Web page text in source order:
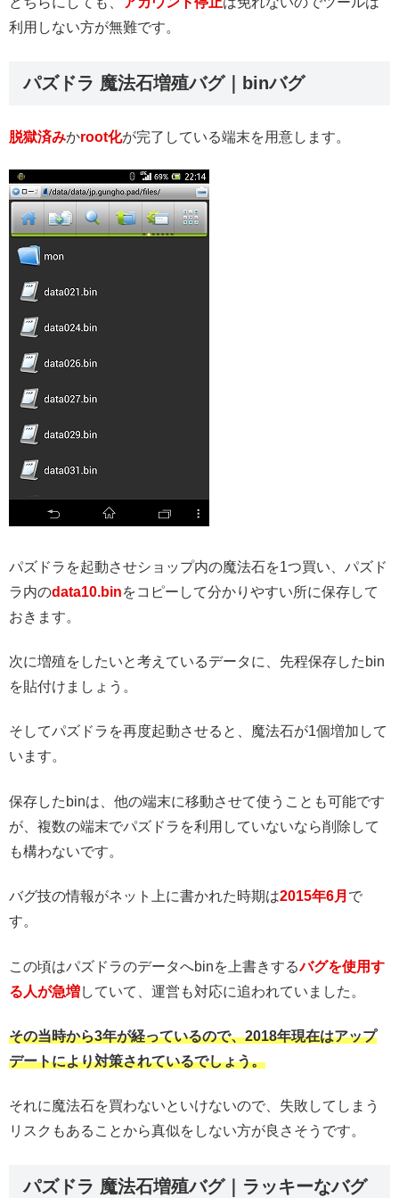
利用しない方が無難です。
パズドラ 魔法石増殖バグ｜binバグ
脱獄済みかroot化が完了している端末を用意します。
パズドラを起動させショップ内の魔法石を1つ買い、パズド
ラ内のdata10.binをコピーして分かりやすい所に保存して
おきます。
次に増殖をしたいと考えているデータに、先程保存したbin
を貼付けましょう。
そしてパズドラを再度起動させると、魔法石が1個増加して
います。
保存したbinは、他の端末に移動させて使うことも可能です
が、複数の端末でパズドラを利用していないなら削除して
も構わないです。
バグ技の情報がネット上に書かれた時期は2015年6月 で
す。
この頃はパズドラのデータへbinを上書きするバグを使用す
る人が急増していて、運営も対応に追われていました。
その当時から3年が経っているので、2018年現在はアップ
デートにより対策されているでしょう。
それに魔法石を買わないといけないので、失敗してしまう
リスクもあることから真似をしない方が良さそうです。
パズドラ 魔法石増殖バグ｜ラッキーなバグ